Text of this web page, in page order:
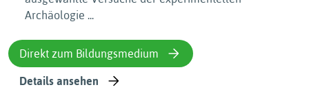
Archäologie ...
Direkt zum Bildungsmedium
Details ansehen